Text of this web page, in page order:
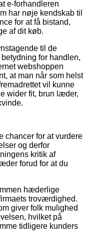
e-forhandleren
har nøje kendskab til
for at få bistand,
af dit køb.
til de
for handlen,
webshoppen
at man når som helst
vil kunne
wider fit, brun læder,
chancer for at vurdere
og derfor
kritik af
forud for at du
hæderlige
troværdighed.
giver folk mulighed
hvilket på
tidligere kunders